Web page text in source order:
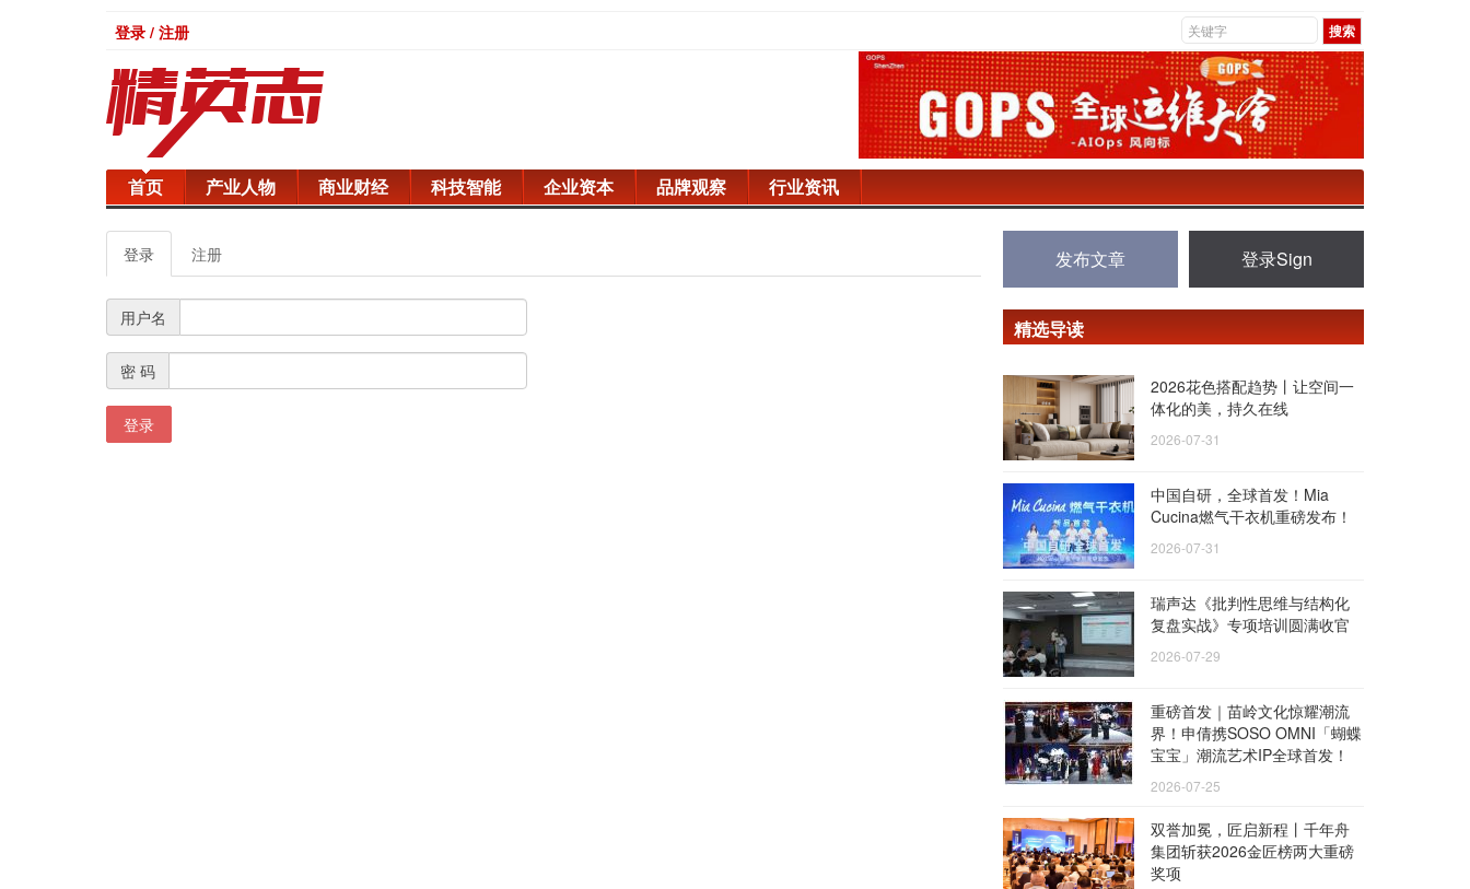
登录 / 注册
首页 产业人物 商业财经 科技智能 企业资本 品牌观察 行业资讯
登录 注册
用户名
密 码
登录
发布文章 登录Sign
精选导读
2026花色搭配趋势丨让空间一
体化的美，持久在线
2026-07-31
中国自研，全球首发！Mia
Cucina燃气干衣机重磅发布！
2026-07-31
瑞声达《批判性思维与结构化
复盘实战》专项培训圆满收官
2026-07-29
重磅首发｜苗岭文化惊耀潮流
界！申倩携SOSO OMNI「蝴蝶
宝宝」潮流艺术IP全球首发！
2026-07-25
双誉加冕，匠启新程丨千年舟
集团斩获2026金匠榜两大重磅
奖项